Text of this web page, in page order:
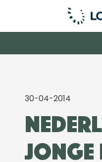
30-04-2014
jonge